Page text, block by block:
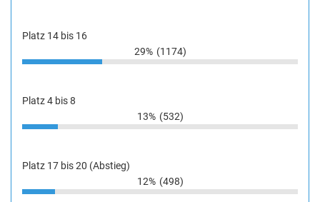
Platz 14 bis 16
29% (1174)
Platz 4 bis 8
13% (532)
Platz 17 bis 20 (Abstieg)
12% (498)